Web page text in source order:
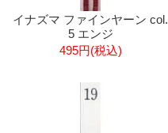
イナズマ ファインヤーン col.
5 エンジ
495円(税込)